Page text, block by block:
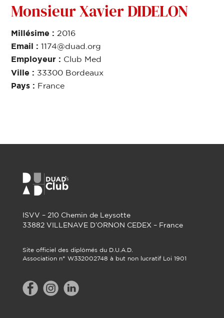
Monsieur Xavier DIDELON
Millésime : 2016
Email :1174@duad.org
Employeur : Club Med
Ville : 33300 Bordeaux
Pays : France
ISVV – 210 Chemin de Leysotte
33882 VILLENAVE D’ORNON CEDEX – France
Site officiel des diplômés du D.U.A.D.
Association n° W332002748 à but non lucratif Loi 1901